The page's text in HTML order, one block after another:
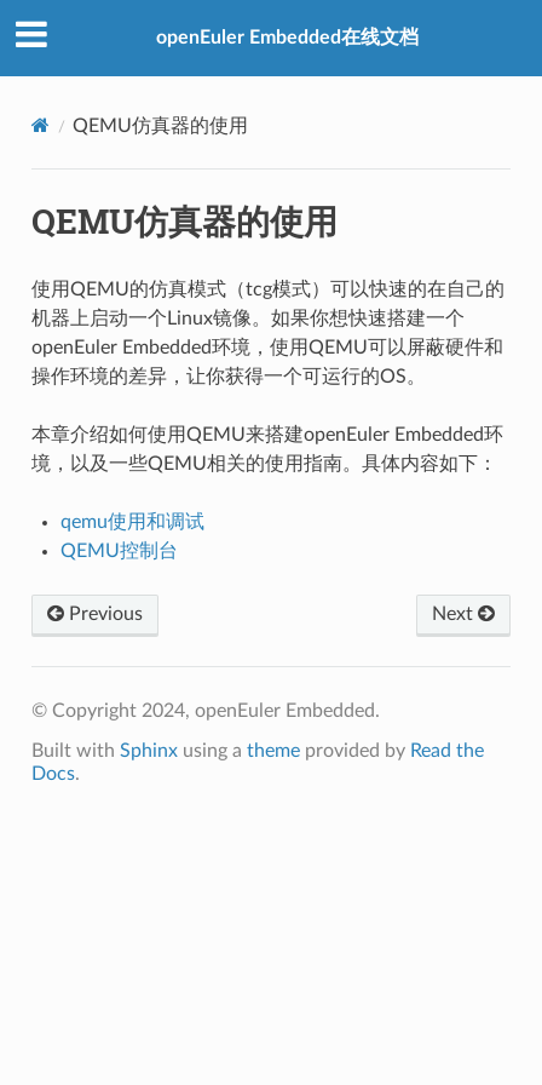
openEuler Embedded在线文档
QEMU仿真器的使用
QEMU仿真器的使用
使用QEMU的仿真模式（tcg模式）可以快速的在自己的
机器上启动一个Linux镜像。如果你想快速搭建一个
openEuler Embedded环境，使用QEMU可以屏蔽硬件和
操作环境的差异，让你获得一个可运行的OS。
本章介绍如何使用QEMU来搭建openEuler Embedded环
境，以及一些QEMU相关的使用指南。具体内容如下：
qemu使用和调试
QEMU控制台
Previous Next
© Copyright 2024, openEuler Embedded.
Built with Sphinxusing a themeprovided by Read the
Docs.